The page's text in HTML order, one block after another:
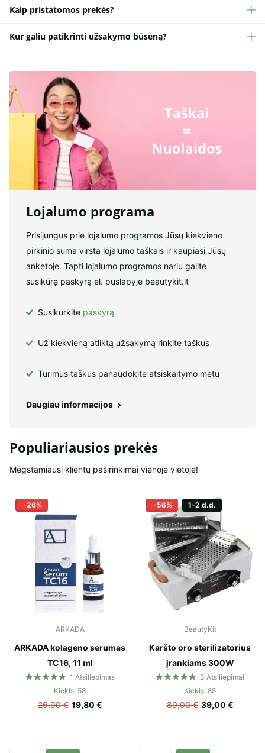
Kaip pristatomos prekės?
Kur galiu patikrinti užsakymo būseną?
Lojalumo programa
Prisijungus prie lojalumo programos Jūsų kiekvieno
pirkinio suma virsta lojalumo taškais ir kaupiasi Jūsų
anketoje. Tapti lojalumo programos nariu galite
susikūrę paskyrą el. puslapyje beautykit.lt
Susikurkite paskyrą
Už kiekvieną atliktą užsakymą rinkite taškus
Turimus taškus panaudokite atsiskaitymo metu
Daugiau informacijos
Populiariausios prekės
Mėgstamiausi klientų pasirinkimai vienoje vietoje!
-26%
ARKADA
ARKADA kolageno serumas
TC16, 11 ml
1 Atsiliepimas
Kiekis: 58
26,90 € 19,80 €
-56% 1-2 d.d.
BeautyKit
Karšto oro sterilizatorius
įrankiams 300W
3 Atsiliepimai
Kiekis: 85
89,00 € 39,00 €